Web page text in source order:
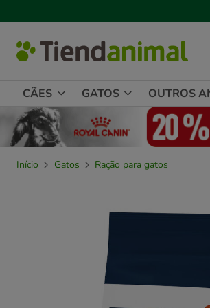
CÃES GATOS OUTROS
Início Gatos
Ração para gatos